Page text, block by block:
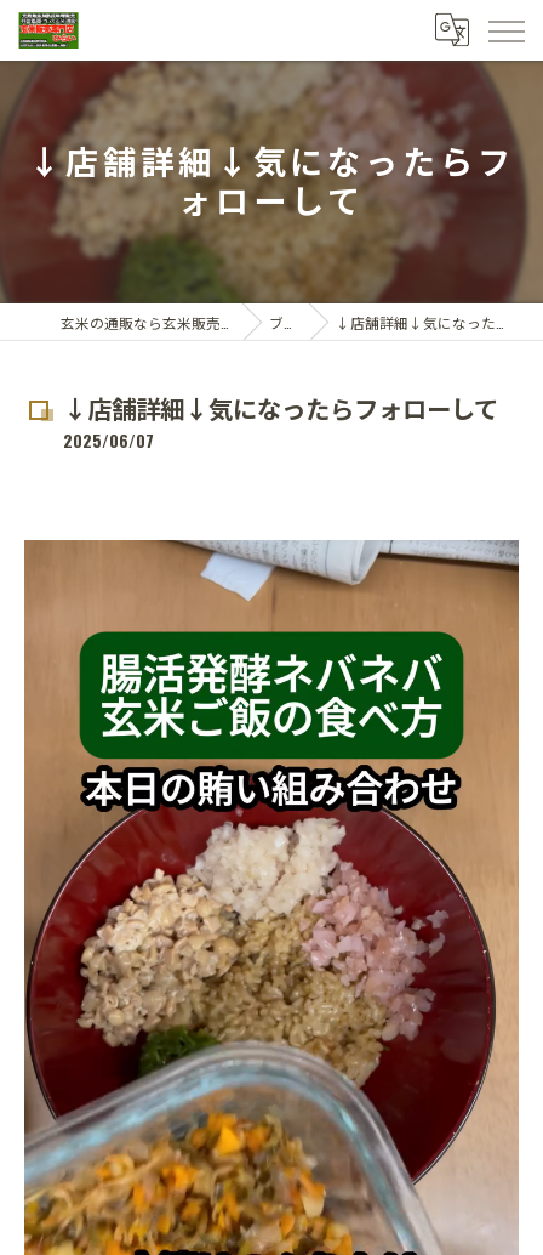
↓店舗詳細↓気になったらフ
ォローして
ブログ ↓店舗詳細↓気になったらフォローして
↓店舗詳細↓気になったらフォローして
2025/06/07